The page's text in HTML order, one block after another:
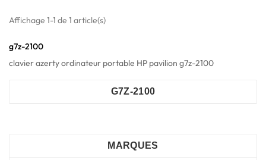
Affichage 1-1 de 1 article(s)
g7z-2100
clavier azerty ordinateur portable HP pavilion g7z-2100
G7Z-2100
MARQUES